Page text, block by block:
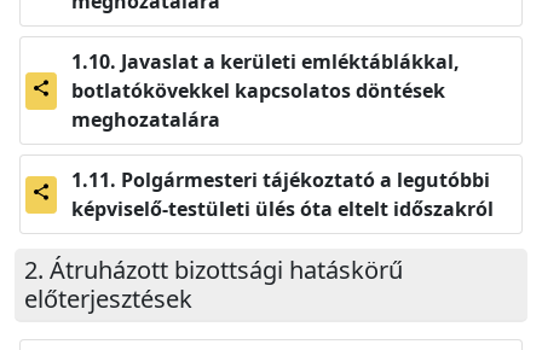
share
Javaslat a kerületi emléktáblákkal,
botlatókövekkel kapcsolatos döntések
meghozatalára
share
Polgármesteri tájékoztató a legutóbbi
képviselő-testületi ülés óta eltelt időszakról
Átruházott bizottsági hatáskörű
előterjesztések